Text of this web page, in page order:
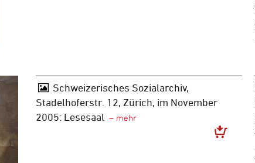
Schweizerisches Sozialarchiv,
Stadelhoferstr. 12, Zürich, im November
2005: Lesesaal